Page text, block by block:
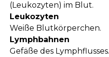
(Leukozyten) im Blut.
Leukozyten
Weiße Blutkörperchen.
Lymphbahnen
Gefäße des Lymphflusses.